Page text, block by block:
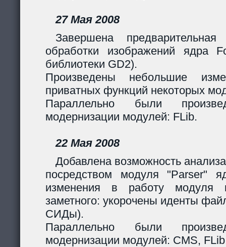
27 Мая 2008
Завершена
обработки изображений ядра
библиотеки GD2).
Произведены небольшие
приватных функций некоторых
Параллельно были
модернизации модулей: FLib.
22 Мая 2008
Добавлена возможность
посредством модуля "Parser"
изменения в работу модуля
заметного: укорочены иденты
СИДы).
Параллельно были
модернизации модулей: CMS,